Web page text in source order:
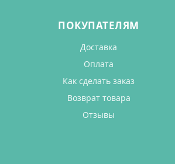
ПОКУПАТЕЛЯМ
Доставка
Оплата
Как сделать заказ
Возврат товара
Отзывы